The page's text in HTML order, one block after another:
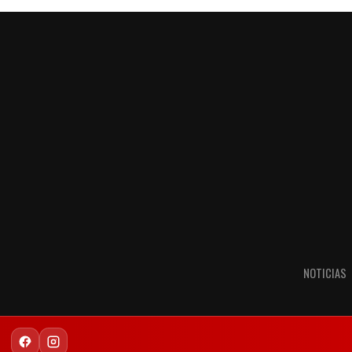
NOTICIAS